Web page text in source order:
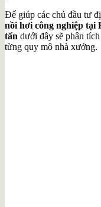
Để giúp các chủ đầu tư
nồi hơi công nghiệp tại
tấn dưới đây sẽ phân
từng quy mô nhà xưởng.